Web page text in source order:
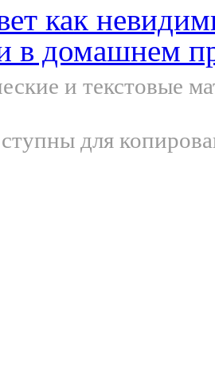
как
в домашнем
и текстовые
для